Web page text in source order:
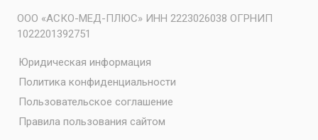
ООО «АСКО-МЕД-ПЛЮС» ИНН 2223026038 ОГРНИП
1022201392751
Юридическая информация
Политика конфиденциальности
Пользовательское соглашение
Правила пользования сайтом